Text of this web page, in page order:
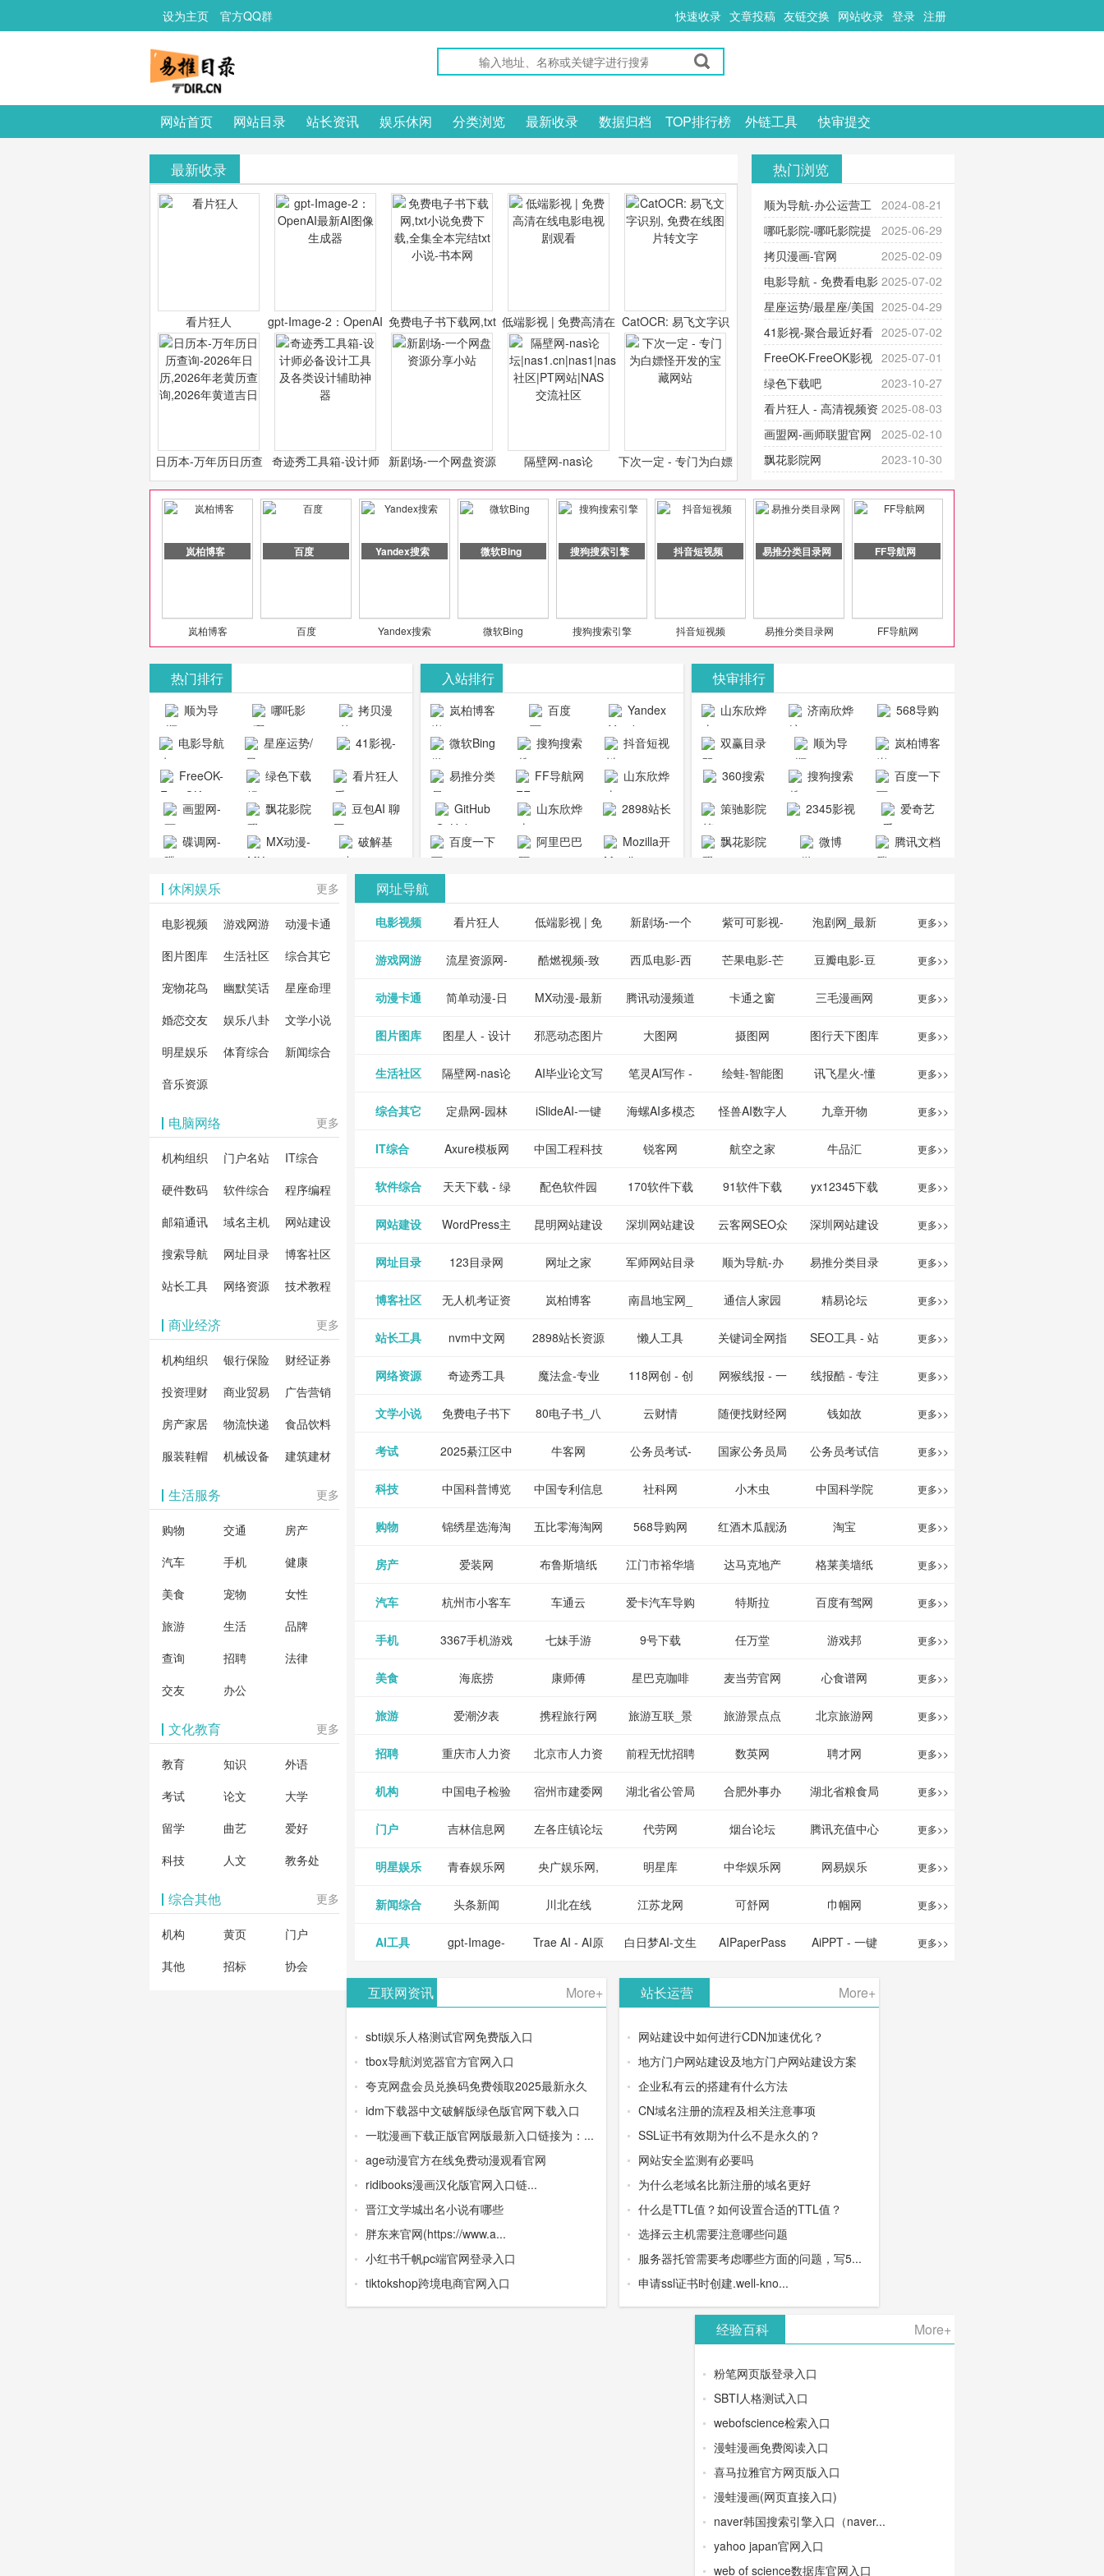
设为主页 官方QQ群 快速收录 文章投稿 友链交换 网站收录 登录 注册
网站首页 网站目录 站长资讯 娱乐休闲 分类浏览 最新收录 数据归档 TOP排行榜 外链工具 快审提交
最新收录
看片狂人
gpt-Image-2：OpenAI
最新AI图像生成器
免费电子书下载网,txt
小说免费下载,全集全
本完结txt小说-书本网
低端影视 | 免费高清在
线电影电视剧观看
CatOCR: 易飞文字识
别, 免费在线图片转文
字
日历本-万年历日历查
询-2026年日历,2026
年老黄历查询,2026年
奇迹秀工具箱-设计师
必备设计工具及各类设
计辅助神器
新剧场-一个网盘资源
分享小站
隔壁网-nas论
坛|nas1.cn|nas1|nas
社区|PT网站|NAS交流
下次一定 - 专门为白嫖
怪开发的宝藏网站
热门浏览
2024-08-21
顺为导航-办公运营工
具导航
2025-06-29
哪吒影院-哪吒影院提
供最新、最全的高清电影、电视
剧、动漫和综艺节目免费观看。平
台内容丰富，更新快速，支持在线
观看，满足各类影迷需求，提供无
广告、高清流畅的观影体验。
2025-02-09
拷贝漫画-官网
_www.copymango.com_动漫综合
2025-07-02
电影导航 - 免费看电影
就来这！ | 快导航网-免费看电影就
来这！收录大量免费看电影网站！
2025-04-29
星座运势/最星座/美国
神婆星座网
2025-07-02
41影视-聚合最近好看
的电视剧最新电影网站-41影视为您
提供最新成全短剧电视剧、电视剧
大全、好看的电视剧、最新的电影
在线观看，神马影院每天更新最新
好看的动作片、 喜剧片、爱情片、
2025-07-01
FreeOK-FreeOK影视
官网-最新影视资源|追剧也很卷
2023-10-27
绿色下载吧
2025-08-03
看片狂人 - 高清视频资
源免费在线观看
2025-02-10
画盟网-画师联盟官网
_huashilm.com_动漫综合2023-10-30
飘花影院网
页版入口
岚柏博客
岚柏博客
百度
百度
Yandex搜索
Yandex搜索
微软Bing
微软Bing
搜狗搜索引擎
搜狗搜索引擎
抖音短视频
抖音短视频
易推分类目录网
易推分类目录网
FF导航网
FF导航网
山东欣烨化工有限公
热门排行
顺为导
航-办公运营
哪吒影
院-哪吒影院
提供最新、
最全的高清
电影、电视
剧、动漫和
综艺节目免
台内容丰
富，更新快
速，支持在
线观看，满
需求，提供
无广告、高
拷贝漫
画-官网
_www.copymango.com_
动漫综合
电影导航
- 免费看电影
就来这！ | 快
导航网-免费
看电影就来
量免费看电
影网站！
星座运势/
最星座/美国
神婆星座网
41影视-
聚合最近好
看的电视剧
最新电影网
站-41影视为
成全短剧电
视剧、电视
看的电视
剧、最新的
看，神马影
院每天更新
动作片、 喜
剧片、爱情
等全新电
FreeOK-
FreeOK影视
官网-最新影
视资源|追剧
绿色下载
吧
看片狂人
- 高清视频资
源免费在线
观看
画盟网-
画师联盟官
_huashilm.com_
动漫综合
飘花影院
网
豆包AI 聊
天智能对话
网页版入口
碟调网-
提供最新电
视剧和2025
的在线观
看，快来碟
调电影网在
热门影视作
品吧！
MX动漫-
破解基
整合当前互
联网最新最
软件免费下
载、资源免
术教程学习
与交流平
解软件、整
卓破解软件
载！旨在打
造一个绿色
件共享站、
资源
入站排行
岚柏博客 百度
Yandex
搜索
微软Bing
搜狗搜索
引擎
抖音短视
频
易推分类
目录网
FF导航网
山东欣烨
化工有限公
GitHub
山东欣烨
生物科技有
2898站长
资源平台
百度一下
阿里巴巴
Mozilla开
快审排行
山东欣烨
生物科技有
济南欣烨
科技有限公
568导购
网
双赢目录
顺为导
航-办公运营
岚柏博客
360搜索
搜狗搜索
百度一下
策驰影院
2345影视
大全
爱奇艺
VIP会员
飘花影院
微博 腾讯文档
休闲娱乐 更多
电影视频 游戏网游
动漫卡通
图片图库
生活社区
综合其它
宠物花鸟
幽默笑话
星座命理
婚恋交友
娱乐八卦
文学小说
明星娱乐
体育综合
新闻综合
音乐资源
电脑网络 更多
机构组织 门户名站
IT综合
硬件数码
软件综合
程序编程
邮箱通讯
域名主机
网站建设
搜索导航
网址目录
博客社区
站长工具
网络资源 技术教程
商业经济 更多
机构组织 银行保险
财经证券
投资理财
商业贸易
广告营销
房产家居
物流快递
食品饮料
服装鞋帽
机械设备 建筑建材
生活服务 更多
购物 交通
房产
汽车
手机
健康
美食
宠物
女性
旅游
生活
品牌
查询
招聘
法律
交友
办公
文化教育 更多
教育 知识
外语
考试
论文
大学
留学
曲艺
爱好
科技
人文 教务处
综合其他 更多
机构 黄页
门户
其他
招标 协会
网址导航
电影视频 看片狂人 低端影视 | 免
费高清在线电
影电视剧观看
新剧场-一个
网盘资源分享
小站
紫可可影视-
紫可可,免费提
供最新高清电
影
泡剧网_最新
电视剧免费在
线观看_热播
电视剧大全
更多>>
游戏网游 流星资源网-
流星蝴蝶剑官
网资源下载站
酷燃视频-致
力于打造中国
领先的优质短
节目视频
西瓜电影-西
瓜视频网站电
影频道
芒果电影-芒
果TV网站电影
频道
豆瓣电影-豆
瓣电影提供最
新的电影介绍
及评论包括上
映影片的影讯
查询及购票服
务。你可以记
录想看、在看
和看过的电影
电视剧，顺便
打分、写影
评。根据你的
更多>>
动漫卡通 简单动漫-日
本动画BT下载
站
MX动漫-最新
最全动漫免费
在线观看
腾讯动漫频道
_comic.qq.com_
动漫综合
卡通之窗
_www.cartoonwin.com_
动漫原创
三毛漫画网
_www.sanmao.com.cn_
动漫原创
更多>>
图片图库 图星人 - 设计
图片素材免费
下载网站
邪恶动态图片
大全
大图网 摄图网 图行天下图库 更多>>
生活社区 隔壁网-nas论
坛|nas1.cn|nas1|nas
社区|PT网
站|NAS交流社
区
AI毕业论文写
作-AI毕业设
计-AI答辩问题
预测与PPT模
板生成
笔灵AI写作 -
国内领先的AI
写作助手
绘蛙-智能图
片、文案创作
平台
讯飞星火-懂
我的AI助手
更多>>
综合其它 定鼎网-园林
景观建筑室内
设计资料分享
平台
iSlideAI-一键
生成PPT模板
下载
海螺AI多模态
大语言模型
怪兽AI数字人 九章开物 更多>>
IT综合 Axure模板网 中国工程科技
知识中心
锐客网 航空之家 牛品汇 更多>>
软件综合 天天下载 - 绿
色精品软件应
用分享平台
配色软件园 170软件下载
站
91软件下载 yx12345下载
站
更多>>
网站建设 WordPress主
题模板下载_
爱主题
昆明网站建设 深圳网站建设 云客网SEO众
包服务平台
深圳网站建设 更多>>
网址目录 123目录网 网址之家 军师网站目录
网址大全
顺为导航-办
公运营工具导
航
易推分类目录
网
更多>>
博客社区 无人机考证资
讯网
岚柏博客 南昌地宝网_
南昌论坛
通信人家园 精易论坛 更多>>
站长工具 nvm中文网 2898站长资源
平台
懒人工具 关键词全网指
数查询
SEO工具 - 站
长之家
更多>>
网络资源 奇迹秀工具
箱-设计师必
备设计工具及
各类设计辅助
神器
魔法盒-专业
的游戏动画特
效学习平台
118网创 - 创
业项目资源分
享下载平台
网猴线报 - 一
个简单且纯粹
的活动线报资
源分享网站
线报酷 - 专注
线报活动
更多>>
文学小说 免费电子书下
载网,txt小说
免费下载,全集
全本完结txt小
说-书本网
80电子书_八
零电子书
_80txt_八零
小说网
云财情 随便找财经网 钱如故 更多>>
考试 2025綦江区中
考志愿填报系
统
牛客网 公务员考试-
中公教育网
国家公务员局 公务员考试信
息网
更多>>
科技 中国科普博览 中国专利信息
网
社科网 小木虫 中国科学院 更多>>
购物 锦绣星选海淘 五比零海淘网 568导购网 红酒木瓜靓汤
官网
淘宝 更多>>
房产 爱装网 布鲁斯墙纸 江门市裕华墙
纸
达马克地产 格莱美墙纸 更多>>
汽车 杭州市小客车
总量调控管理
信息系统
车通云 爱卡汽车导购 特斯拉 百度有驾网 更多>>
手机 3367手机游戏 七妹手游 9号下载 任万堂 游戏邦 更多>>
美食 海底捞 康师傅 星巴克咖啡 麦当劳官网 心食谱网 更多>>
旅游 爱潮汐表 携程旅行网 旅游互联_景
点门票预订
旅游景点点
评-猫途鹰
Tripadvisor
北京旅游网 更多>>
招聘 重庆市人力资
源和社会保障
局
北京市人力资
源和社会保障
前程无忧招聘
网
数英网 聘才网 更多>>
机构 中国电子检验
检疫业务网
宿州市建委网 湖北省公管局 合肥外事办 湖北省粮食局 更多>>
门户 吉林信息网 左各庄镇论坛 代劳网 烟台论坛 腾讯充值中心 更多>>
明星娱乐 青春娱乐网 央广娱乐网, 明星库 中华娱乐网 网易娱乐 更多>>
新闻综合 头条新闻 川北在线 江苏龙网 可舒网 巾帼网 更多>>
AI工具 gpt-Image-
器
Trae AI - AI原
pro与
DeepSeek模
白日梦AI-文生
视频类AIGC
AIPaperPass
千字大纲
AiPPT - 一键 更多>>
互联网资讯 More+
sbti娱乐人格测试官网免费版入口
tbox导航浏览器官方官网入口
夸克网盘会员兑换码免费领取2025最新永久
idm下载器中文破解版绿色版官网下载入口
一耽漫画下载正版官网版最新入口链接为：...
age动漫官方在线免费动漫观看官网
ridibooks漫画汉化版官网入口链...
晋江文学城出名小说有哪些
胖东来官网(https://www.a...
小红书千帆pc端官网登录入口
tiktokshop跨境电商官网入口
站长运营 More+
网站建设中如何进行CDN加速优化？
地方门户网站建设及地方门户网站建设方案
企业私有云的搭建有什么方法
CN域名注册的流程及相关注意事项
SSL证书有效期为什么不是永久的？
网站安全监测有必要吗
为什么老域名比新注册的域名更好
什么是TTL值？如何设置合适的TTL值？
选择云主机需要注意哪些问题
服务器托管需要考虑哪些方面的问题，写5...
申请ssl证书时创建.well-kno...
经验百科 More+
粉笔网页版登录入口
SBTI人格测试入口
webofscience检索入口
漫蛙漫画免费阅读入口
喜马拉雅官方网页版入口
漫蛙漫画(网页直接入口)
naver韩国搜索引擎入口（naver...
yahoo japan官网入口
web of science数据库官网入口